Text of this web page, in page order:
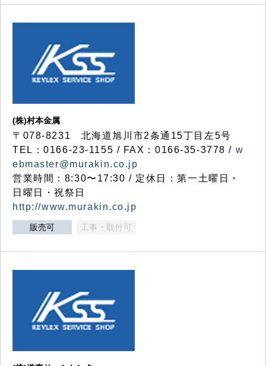
(株)村本金属
〒078-8231 北海道旭川市2条通15丁目左5号
TEL：0166-23-1155 / FAX：0166-35-3778 / w
ebmaster@murakin.co.jp
営業時間：8:30〜17:30 / 定休日：第一土曜日・
日曜日・祝祭日
http://www.murakin.co.jp
販売可 工事・取付可